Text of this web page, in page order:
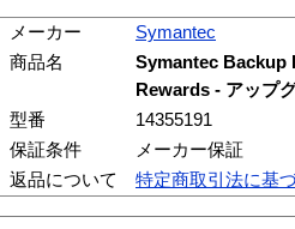
メーカー
Symantec
商品名
Symantec Backup
Rewards - アップ
型番
14355191
保証条件
メーカー保証
返品について
特定商取引法に基